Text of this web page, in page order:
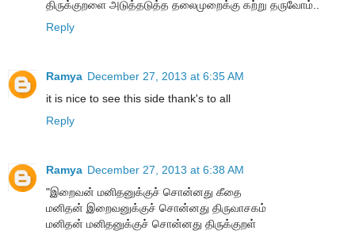
திருக்குறளை அடுத்தடுத்த தலைமுறைக்கு கற்று தருவோம்..
Reply
Ramya December 27, 2013 at 6:35 AM
it is nice to see this side thank's to all
Reply
Ramya December 27, 2013 at 6:38 AM
"இறைவன் மனிதனுக்குச் சொன்னது கீதை
மனிதன் இறைவனுக்குச் சொன்னது திருவாசகம்
மனிதன் மனிதனுக்குச் சொன்னது திருக்குறள்